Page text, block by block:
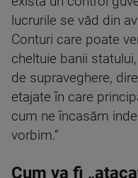
lucrurile se văd din
Conturi care poate
cheltuie banii
de supraveghere,
etajate în care
cum ne încasăm
vorbim.”
Cum va fi